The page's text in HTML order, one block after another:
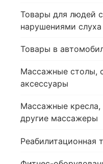
Товары для людей с
нарушениями слуха
Товары в
Массажные столы,
аксессуары
Массажные кресла,
другие массажеры
Реабилитационная